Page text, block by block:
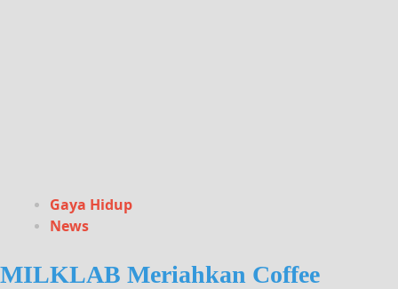
Gaya Hidup
News
MILKLAB Meriahkan Coffee